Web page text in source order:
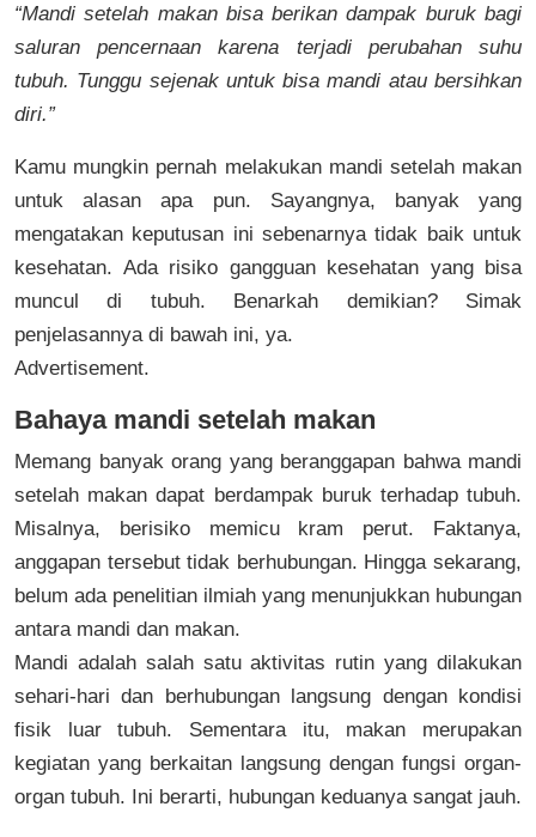
“Mandi setelah makan bisa berikan dampak buruk bagi
saluran pencernaan karena terjadi perubahan suhu
tubuh. Tunggu sejenak untuk bisa mandi atau bersihkan
diri.”
Kamu mungkin pernah melakukan mandi setelah makan
untuk alasan apa pun. Sayangnya, banyak yang
mengatakan keputusan ini sebenarnya tidak baik untuk
kesehatan. Ada risiko gangguan kesehatan yang bisa
muncul di tubuh. Benarkah demikian? Simak
penjelasannya di bawah ini, ya.
Advertisement.
Bahaya mandi setelah makan
Memang banyak orang yang beranggapan bahwa mandi
setelah makan dapat berdampak buruk terhadap tubuh.
Misalnya, berisiko memicu kram perut. Faktanya,
anggapan tersebut tidak berhubungan. Hingga sekarang,
belum ada penelitian ilmiah yang menunjukkan hubungan
antara mandi dan makan.
Mandi adalah salah satu aktivitas rutin yang dilakukan
sehari-hari dan berhubungan langsung dengan kondisi
fisik luar tubuh. Sementara itu, makan merupakan
kegiatan yang berkaitan langsung dengan fungsi organ-
organ tubuh. Ini berarti, hubungan keduanya sangat jauh.